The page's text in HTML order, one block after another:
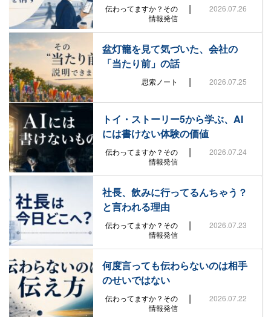
伝わってますか？その
情報発信
| 2026.07.26
盆灯籠を見て気づいた、会社の
「当たり前」の話
思索ノート | 2026.07.25
トイ・ストーリー5から学ぶ、AI
には書けない体験の価値
伝わってますか？その
情報発信
| 2026.07.24
社長、飲みに行ってるんちゃう？
と言われる理由
伝わってますか？その
情報発信
| 2026.07.23
何度言っても伝わらないのは相手
のせいではない
伝わってますか？その
情報発信
| 2026.07.22